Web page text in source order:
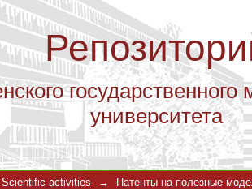
государственного
университета
для остеосинтеза
Scientific activities → Патенты на полезные